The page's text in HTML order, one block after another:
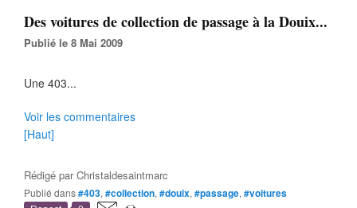
Des voitures de collection de passage à la Douix...
Publié le 8 Mai 2009
Une 403...
Voir les commentaires
[Haut]
Rédigé parChristaldesaintmarc
Publié dans#403, #collection, #douix, #passage, #voitures